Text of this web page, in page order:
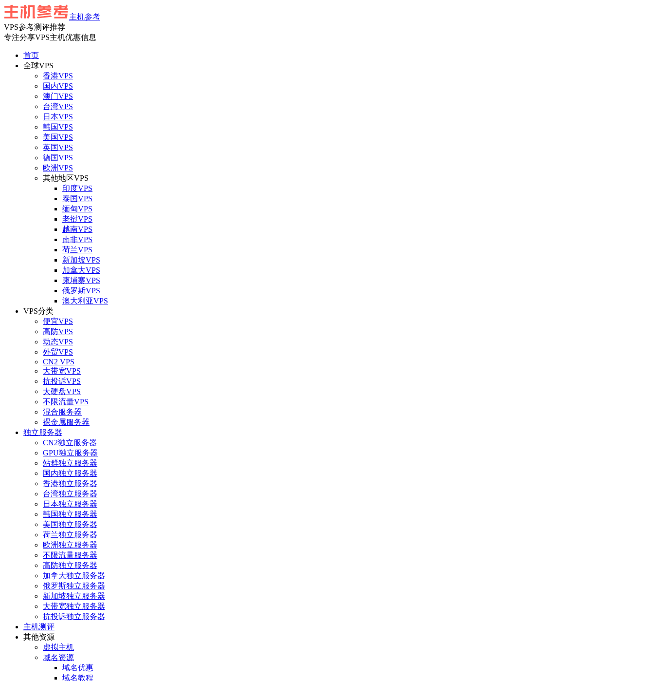
主机参考
VPS参考测评推荐
专注分享VPS主机优惠信息
首页
全球VPS
香港VPS
国内VPS
澳门VPS
台湾VPS
日本VPS
韩国VPS
美国VPS
英国VPS
德国VPS
欧洲VPS
其他地区VPS
印度VPS
泰国VPS
缅甸VPS
老挝VPS
越南VPS
南非VPS
荷兰VPS
新加坡VPS
加拿大VPS
柬埔寨VPS
俄罗斯VPS
澳大利亚VPS
VPS分类
便宜VPS
高防VPS
动态VPS
外贸VPS
CN2 VPS
大带宽VPS
抗投诉VPS
大硬盘VPS
不限流量VPS
混合服务器
裸金属服务器
独立服务器
CN2独立服务器
GPU独立服务器
站群独立服务器
国内独立服务器
香港独立服务器
台湾独立服务器
日本独立服务器
韩国独立服务器
美国独立服务器
荷兰独立服务器
欧洲独立服务器
不限流量服务器
高防独立服务器
加拿大独立服务器
俄罗斯独立服务器
新加坡独立服务器
大带宽独立服务器
抗投诉独立服务器
主机测评
其他资源
虚拟主机
域名资源
域名优惠
域名教程